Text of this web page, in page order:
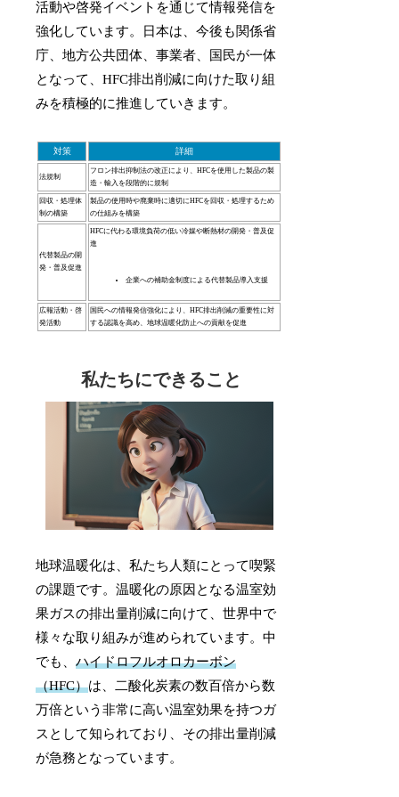
活動や啓発イベントを通じて情報発信を
強化しています。日本は、今後も関係省
庁、地方公共団体、事業者、国民が一体
となって、HFC排出削減に向けた取り組
みを積極的に推進していきます。
対策 詳細
法規制
フロン排出抑制法の改正により、HFCを使用した製品の製
造・輸入を段階的に規制
回収・処理体
制の構築
製品の使用時や廃棄時に適切にHFCを回収・処理するため
の仕組みを構築
代替製品の開
発・普及促進
HFCに代わる環境負荷の低い冷媒や断熱材の開発・普及促
進
企業への補助金制度による代替製品導入支援
広報活動・啓
発活動
国民への情報発信強化により、HFC排出削減の重要性に対
する認識を高め、地球温暖化防止への貢献を促進
私たちにできること
地球温暖化は、私たち人類にとって喫緊
の課題です。温暖化の原因となる温室効
果ガスの排出量削減に向けて、世界中で
様々な取り組みが進められています。中
でも、ハイドロフルオロカーボン
（HFC）は、二酸化炭素の数百倍から数
万倍という非常に高い温室効果を持つガ
スとして知られており、その排出量削減
が急務となっています。